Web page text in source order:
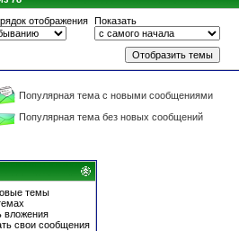
отображения Показать
Популярная тема с новыми сообщениями
Популярная тема без новых сообщений
темы
вложения
свои сообщения